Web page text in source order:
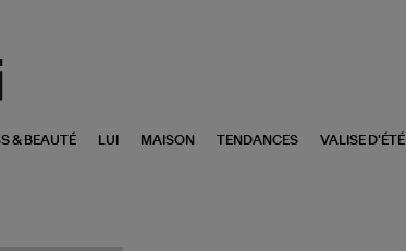
& BEAUTÉ LUI MAISON TENDANCES VALISE D'ÉTÉ